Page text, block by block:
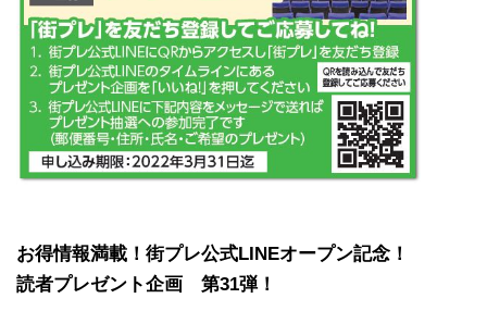
お得情報満載！街プレ公式LINEオープン記念！
読者プレゼント企画 第31弾！